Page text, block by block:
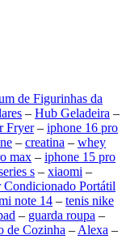
de Figurinhas da
– Hub Geladeira –
Fryer– iphone 16 pro
– creatina – whey
max – iphone 15 pro
s – xiaomi –
Condicionado Portátil
note 14 – tenis nike
– guarda roupa –
de Cozinha – Alexa –